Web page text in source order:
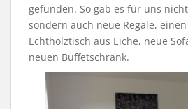
gefunden. So gab es für uns
sondern auch neue Regale,
Echtholztisch aus Eiche, neue
neuen Buffetschrank.